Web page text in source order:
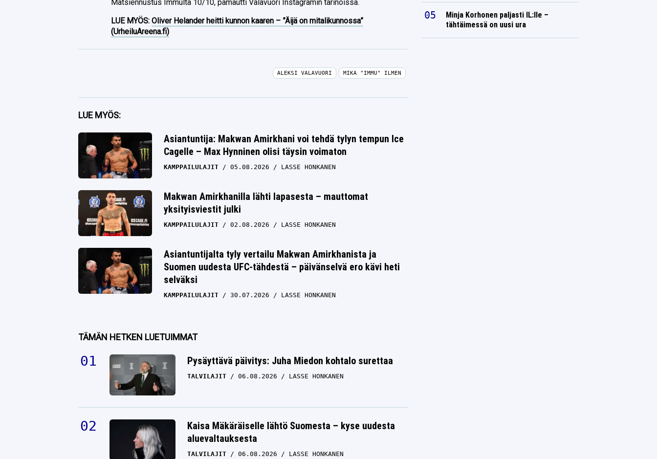
Matsiennustus Immulta 10/10, pamautti Valavuori Instagramin tarinoissa.
LUE MYÖS:Oliver Helander heitti kunnon kaaren – ”Äijä on mitalikunnossa”
(UrheiluAreena.fi)
Facebook
Twitter
Whatsapp
ALEKSI VALAVUORI MIKA "IMMU" ILMEN
LUE MYÖS:
Asiantuntija: Makwan Amirkhani voi tehdä tylyn tempun Ice
Cagelle – Max Hynninen olisi täysin voimaton
KAMPPAILULAJIT 05.08.2026 LASSE HONKANEN
Makwan Amirkhanilla lähti lapasesta – mauttomat
yksityisviestit julki
KAMPPAILULAJIT 02.08.2026 LASSE HONKANEN
Asiantuntijalta tyly vertailu Makwan Amirkhanista ja
Suomen uudesta UFC-tähdestä – päivänselvä ero kävi heti
selväksi
KAMPPAILULAJIT 30.07.2026 LASSE HONKANEN
TÄMÄN HETKEN LUETUIMMAT
Pysäyttävä päivitys: Juha Miedon kohtalo surettaa
TALVILAJIT 06.08.2026 LASSE HONKANEN
Kaisa Mäkäräiselle lähtö Suomesta – kyse uudesta
aluevaltauksesta
TALVILAJIT 06.08.2026 LASSE HONKANEN
Minja Korhonen paljasti IL:lle –
tähtäimessä on uusi ura